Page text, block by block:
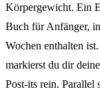
Körpergewicht. Ein
Buch für Anfänger,
Wochen enthalten
markierst du dir
Post-its rein. Parallel